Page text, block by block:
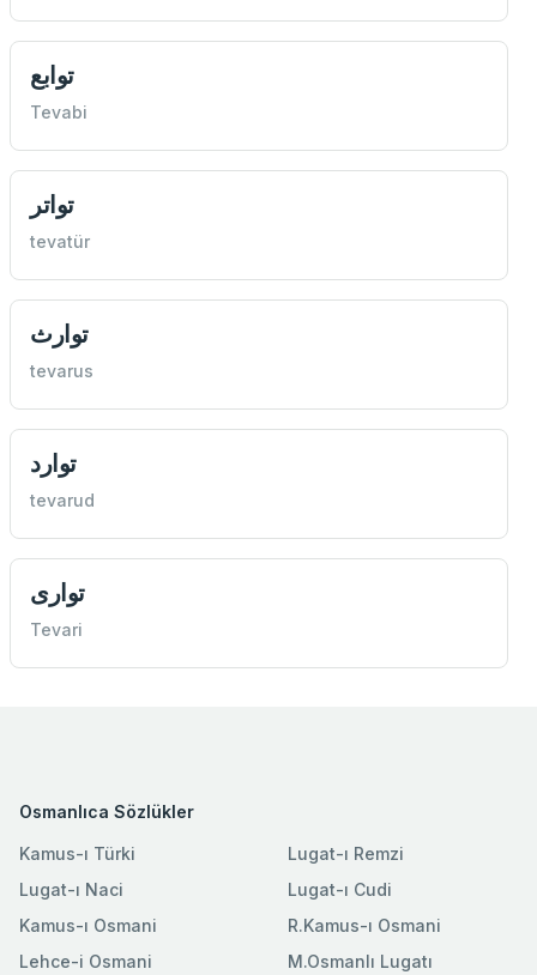
توابع
Tevabi
تواتر
tevatür
توارث
tevarus
توارد
tevarud
تواری
Tevari
Osmanlıca Sözlükler
Kamus-ı Türki
Lugat-ı Naci
Kamus-ı Osmani
Lehce-i Osmani
Lugat-ı Remzi
Lugat-ı Cudi
R.Kamus-ı Osmani
M.Osmanlı Lugatı